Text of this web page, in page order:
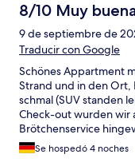
8/10 Muy
9 de septiembre de
Traducir con Google
Schönes Appartment
Strand und in den Ort,
schmal (SUV standen
Check-out wurden wir
Brötchenservice
auf dem Infoblatt
mit Blick auf den
Se hospedó 4 noches